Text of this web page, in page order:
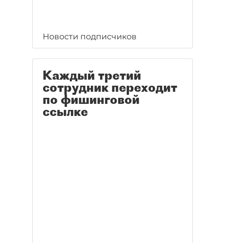
Новости подписчиков
Каждый третий
сотрудник переходит
по фишинговой
ссылке